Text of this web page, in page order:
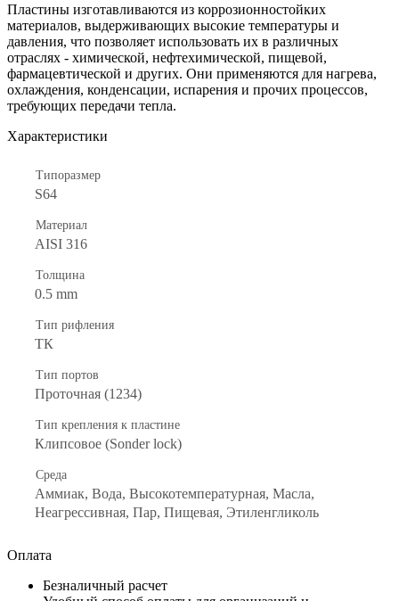
Пластины изготавливаются из коррозионностойких
материалов, выдерживающих высокие температуры и
давления, что позволяет использовать их в различных
отраслях - химической, нефтехимической, пищевой,
фармацевтической и других. Они применяются для нагрева,
охлаждения, конденсации, испарения и прочих процессов,
требующих передачи тепла.
Характеристики
Типоразмер
S64
Материал
AISI 316
Толщина
0.5 mm
Тип рифления
ТК
Тип портов
Проточная (1234)
Тип крепления к пластине
Клипсовое (Sonder lock)
Среда
Аммиак, Вода, Высокотемпературная, Масла,
Неагрессивная, Пар, Пищевая, Этиленгликоль
Оплата
Безналичный расчет